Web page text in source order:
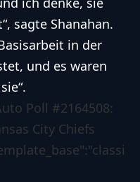
sagte Shanahan.
in der
und es waren
Poll #2164508:
City Chiefs